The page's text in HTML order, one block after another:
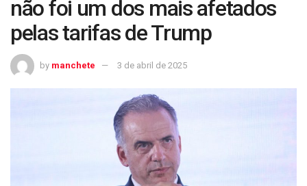
não foi um dos mais afetados
pelas tarifas de Trump
by manchete 3 de abril de 2025